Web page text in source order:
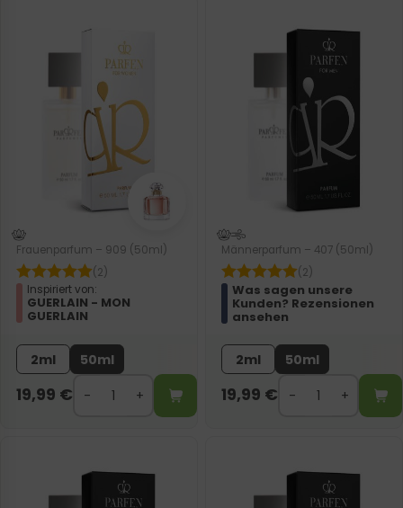
Frauenparfum – 909 (50ml)
(2)
Inspiriert von:
GUERLAIN - MON
GUERLAIN
2ml 50ml
19,99 €
Männerparfum – 407 (50ml)
(2)
Was sagen unsere
Kunden? Rezensionen
ansehen
2ml 50ml
19,99 €